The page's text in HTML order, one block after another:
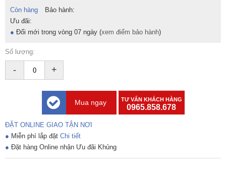
Còn hàng
Bảo hành:
Ưu đãi:
● Đổi mới trong vòng 07 ngày (xem điểm bảo hành)
Số lượng:
- +
Mua ngay TƯ VẤN KHÁCH HÀNG
0965.858.678
ĐẶT ONLINE GIAO TẬN NƠI
● Miễn phí lắp đặt Chi tiết
● Đặt hàng Online nhận Ưu đãi Khủng